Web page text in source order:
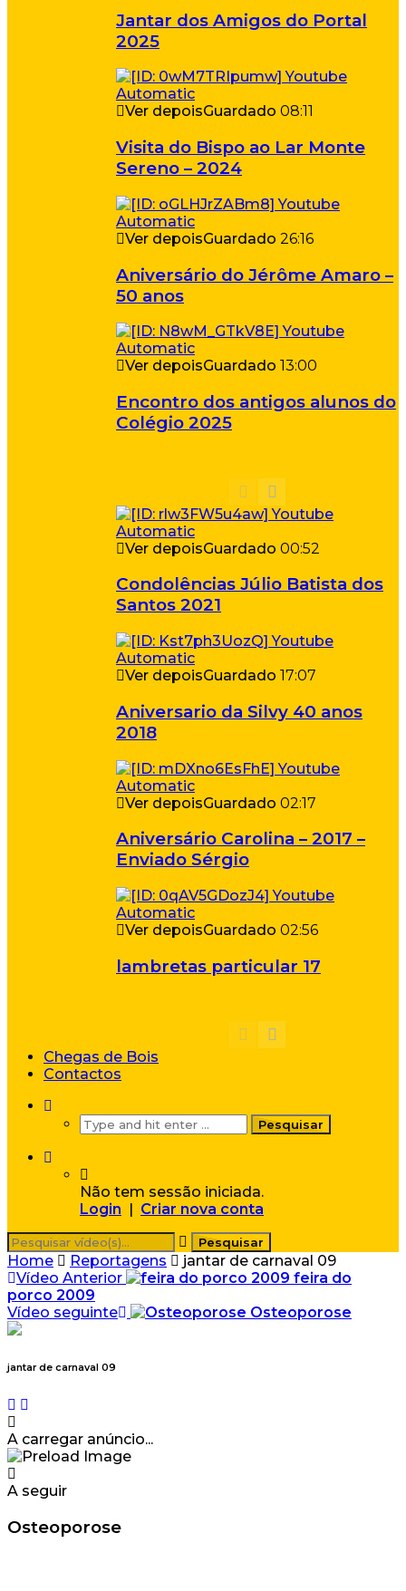
Jantar dos Amigos do Portal
2025
Ver depoisGuardado 08:11
Visita do Bispo ao Lar Monte
Sereno – 2024
Ver depoisGuardado 26:16
Aniversário do Jérôme Amaro –
50 anos
Ver depoisGuardado 13:00
Encontro dos antigos alunos do
Colégio 2025
Ver depoisGuardado 00:52
Condolências Júlio Batista dos
Santos 2021
Ver depoisGuardado 17:07
Aniversario da Silvy 40 anos
2018
Ver depoisGuardado 02:17
Aniversário Carolina – 2017 –
Enviado Sérgio
Ver depoisGuardado 02:56
lambretas particular 17
Chegas de Bois
Contactos
Não tem sessão iniciada.
Login
Criar nova conta
Home Reportagens
jantar de carnaval 09
Vídeo Anterior
feira do
porco 2009
Vídeo seguinte
Osteoporose
jantar de carnaval 09
A carregar anúncio...
A seguir
Osteoporose